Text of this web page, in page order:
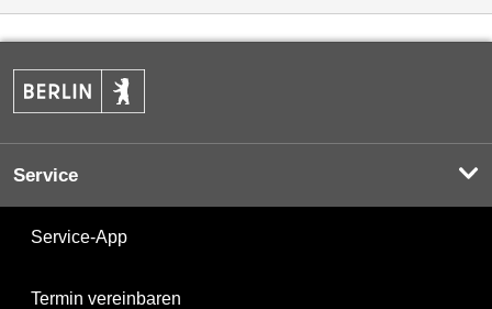
Service
Service-App
Termin vereinbaren